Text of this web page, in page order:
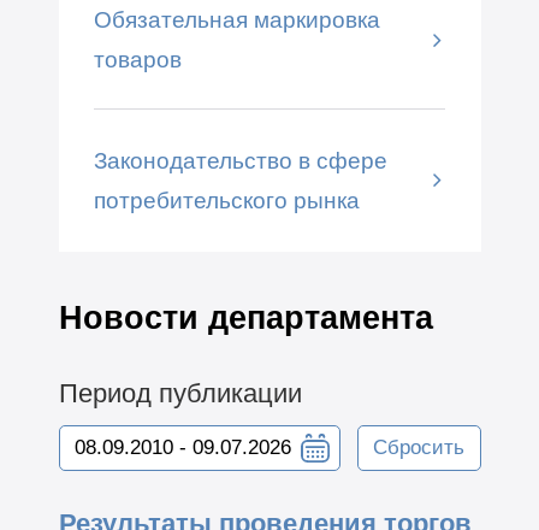
Обязательная маркировка
товаров
Законодательство в сфере
потребительского рынка
Новости департамента
Период публикации
Сбросить
Результаты проведения торгов